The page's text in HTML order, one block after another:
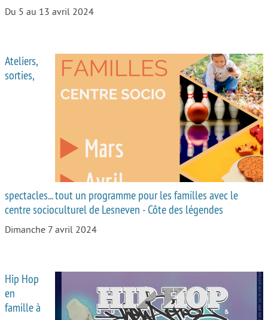
Du 5 au 13 avril 2024
Ateliers,
sorties,
spectacles... tout un programme pour les familles avec le
centre socioculturel de Lesneven - Côte des légendes
Dimanche 7 avril 2024
Hip Hop
en
famille à